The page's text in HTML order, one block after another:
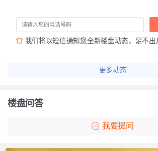
我们将以短信通知您全新楼盘动态，足不出
更多动态
楼盘问答
我要提问